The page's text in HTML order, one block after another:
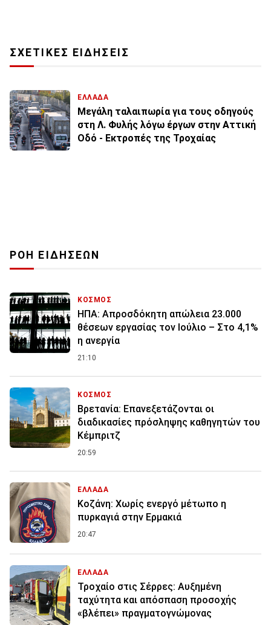
ΣΧΕΤΙΚΕΣ ΕΙΔΗΣΕΙΣ
ΕΛΛΑΔΑ
Μεγάλη ταλαιπωρία για τους οδηγούς
στη Λ. Φυλής λόγω έργων στην Αττική
Οδό - Εκτροπές της Τροχαίας
ΡΟΗ ΕΙΔΗΣΕΩΝ
ΚΟΣΜΟΣ
ΗΠΑ: Απροσδόκητη απώλεια 23.000
θέσεων εργασίας τον Ιούλιο – Στο 4,1%
η ανεργία
21:10
ΚΟΣΜΟΣ
Βρετανία: Επανεξετάζονται οι
διαδικασίες πρόσληψης καθηγητών του
Κέμπριτζ
20:59
ΕΛΛΑΔΑ
Κοζάνη: Χωρίς ενεργό μέτωπο η
πυρκαγιά στην Ερμακιά
20:47
ΕΛΛΑΔΑ
Τροχαίο στις Σέρρες: Αυξημένη
ταχύτητα και απόσπαση προσοχής
«βλέπει» πραγματογνώμονας